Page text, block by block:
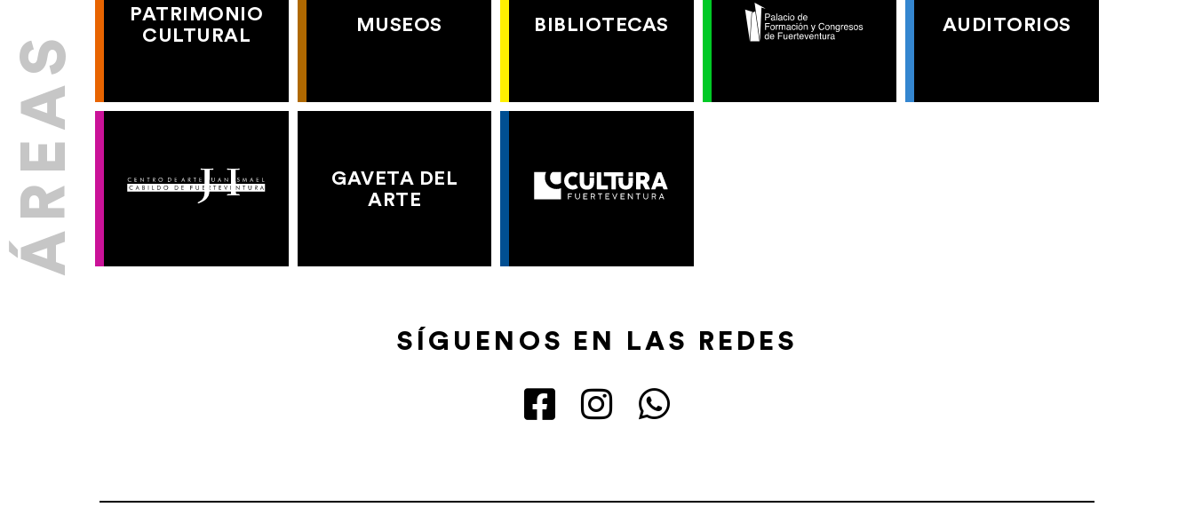
PATRIMONIO
CULTURAL
MUSEOS BIBLIOTECAS AUDITORIOS
GAVETA DEL
ARTE
SÍGUENOS EN LAS REDES